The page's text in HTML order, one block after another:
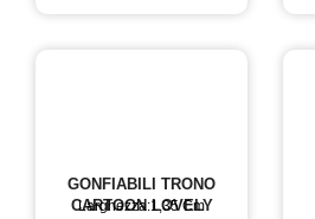
GONFIABILI TRONO
CARTOON LOVELY
Larghezza:1,35 Cm